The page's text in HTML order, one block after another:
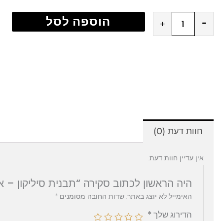
-
של
+ הוספה לסל
חוות דעת (0)
אין עדיין חוות דעת.
היה הראשון לכתוב סקירה “תבנית סיליקון –
האימייל לא יוצג באתר. שדות החובה מסומנים*
הדירוג שלך *